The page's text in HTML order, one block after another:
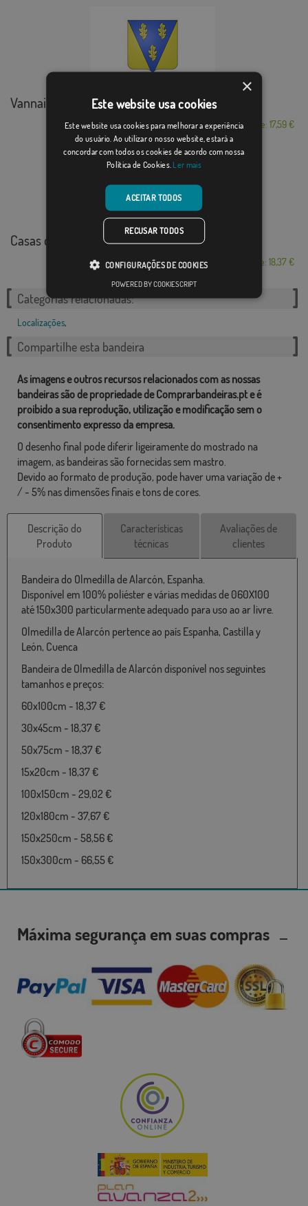
Vannaire
Desde: 17,59 €
Casas de Lázaro
Desde: 18,37 €
Categorias relacionadas:
Localizações,
Compartilhe esta bandeira
As imagens e outros recursos relacionados com as nossas
bandeiras são de propriedade de Comprarbandeiras.pt e é
proibido a sua reprodução, utilização e modificação sem o
consentimento expresso da empresa.
O desenho final pode diferir ligeiramente do mostrado na
imagem, as bandeiras são fornecidas sem mastro.
Devido ao formato de produção, pode haver uma variação de +
/ - 5% nas dimensões finais e tons de cores.
Descrição do
Produto
Características
técnicas
Avaliações de
clientes
Bandeira do Olmedilla de Alarcón, Espanha.
Disponível em 100% poliéster e várias medidas de 060X100
até 150x300 particularmente adequado para uso ao ar livre.
Olmedilla de Alarcón pertence ao país Espanha, Castilla y
León, Cuenca
Bandeira de Olmedilla de Alarcón disponível nos seguintes
tamanhos e preços:
60x100cm - 18,37 €
30x45cm - 18,37 €
50x75cm - 18,37 €
15x20cm - 18,37 €
100x150cm - 29,02 €
120x180cm - 37,67 €
150x250cm - 58,56 €
150x300cm - 66,55 €
Máxima segurança em suas compras
×
Este website usa cookies
Este website usa cookies para melhorar a experiência
do usuário. Ao utilizar o nosso website, estará a
concordar com todos os cookies de acordo com nossa
Política de Cookies. Ler mais
ACEITAR TODOS
RECUSAR TODOS
CONFIGURAÇÕES DE COOKIES
POWERED BY COOKIESCRIPT